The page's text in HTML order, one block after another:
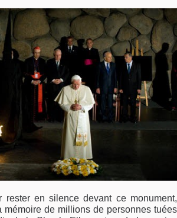
en silence devant ce monument,
mémoire de millions de personnes tuées